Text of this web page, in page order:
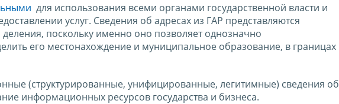
для использования всеми органами государственной власти и
услуг. Сведения об адресах из ГАР представляются
поскольку именно оно позволяет однозначно
его местонахождение и муниципальное образование, в границах
(структурированные, унифицированные, легитимные) сведения об
информационных ресурсов государства и бизнеса.